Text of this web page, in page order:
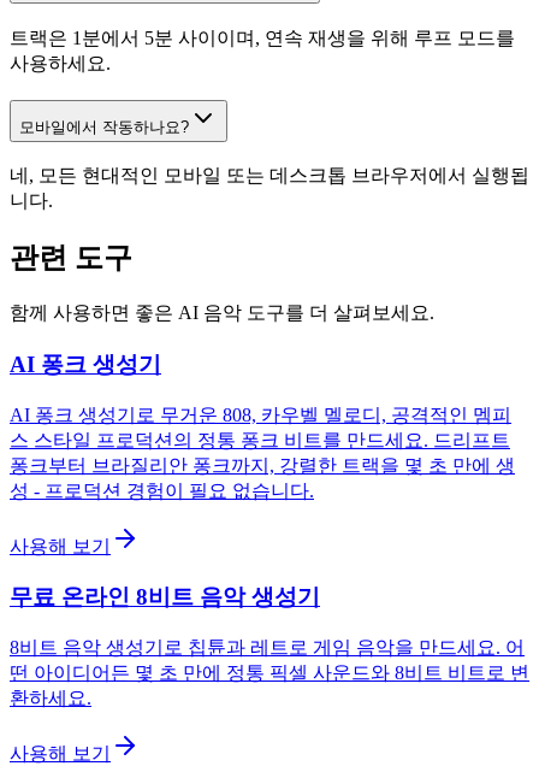
트랙은 1분에서 5분 사이이며, 연속 재생을 위해 루프 모드를
사용하세요.
모바일에서 작동하나요?
네, 모든 현대적인 모바일 또는 데스크톱 브라우저에서 실행됩
니다.
관련 도구
함께 사용하면 좋은 AI 음악 도구를 더 살펴보세요.
AI 퐁크 생성기
AI 퐁크 생성기로 무거운 808, 카우벨 멜로디, 공격적인 멤피
스 스타일 프로덕션의 정통 퐁크 비트를 만드세요. 드리프트
퐁크부터 브라질리안 퐁크까지, 강렬한 트랙을 몇 초 만에 생
성 - 프로덕션 경험이 필요 없습니다.
사용해 보기
무료 온라인 8비트 음악 생성기
8비트 음악 생성기로 칩튠과 레트로 게임 음악을 만드세요. 어
떤 아이디어든 몇 초 만에 정통 픽셀 사운드와 8비트 비트로 변
환하세요.
사용해 보기